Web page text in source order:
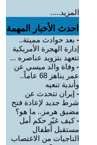
المزيد.....
احدث الأخبار المهمة
- بعد حوادث مميتة..
إدارة الهجرة الأمريكية
تتعهد بتزويد عناصره ...
- وفاة والد ميسي عن
عمر يناهز 68 عاماً..
وأندية تنعيه
- إيران تتحدث عن
شرط جديد لإعادة فتح
مضيق هرمز.. ما هو؟
-كيف غيّر حكم أمل
مستقبل أطفال
الناجيات من الاغتصاب